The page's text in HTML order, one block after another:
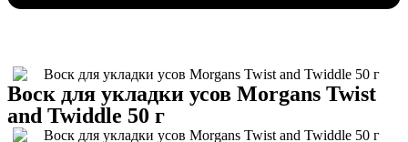
Воск для укладки усов Morgans Twist
and Twiddle 50 г